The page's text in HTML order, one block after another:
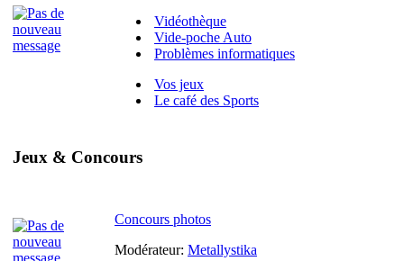
Vidéothèque
Vide-poche Auto
Problèmes informatiques
Vos jeux
Le café des Sports
Jeux & Concours
Concours photos
Modérateur: Metallystika